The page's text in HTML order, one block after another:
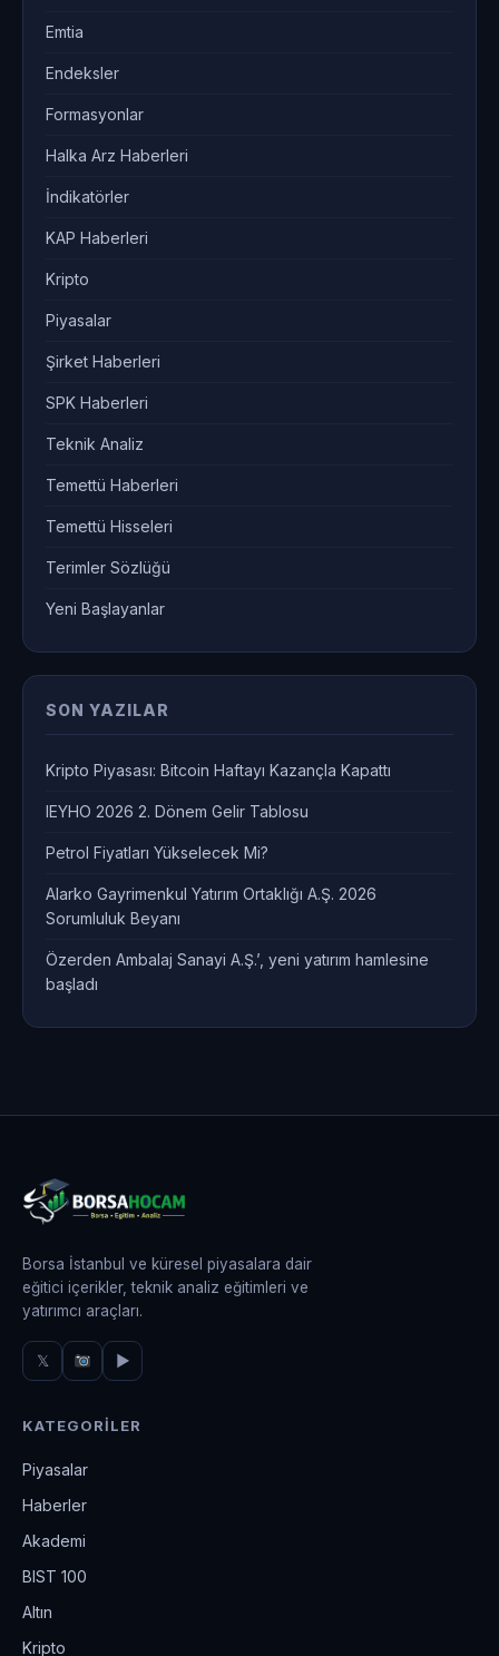
Emtia
Endeksler
Formasyonlar
Halka Arz Haberleri
İndikatörler
KAP Haberleri
Kripto
Piyasalar
Şirket Haberleri
SPK Haberleri
Teknik Analiz
Temettü Haberleri
Temettü Hisseleri
Terimler Sözlüğü
Yeni Başlayanlar
SON YAZILAR
Kripto Piyasası: Bitcoin Haftayı Kazançla Kapattı
IEYHO 2026 2. Dönem Gelir Tablosu
Petrol Fiyatları Yükselecek Mi?
Alarko Gayrimenkul Yatırım Ortaklığı A.Ş. 2026
Sorumluluk Beyanı
Özerden Ambalaj Sanayi A.Ş.’, yeni yatırım hamlesine
başladı
Borsa İstanbul ve küresel piyasalara dair
eğitici içerikler, teknik analiz eğitimleri ve
yatırımcı araçları.
𝕏 ▶
KATEGORILER
Piyasalar
Haberler
Akademi
BIST 100
Altın
Kripto